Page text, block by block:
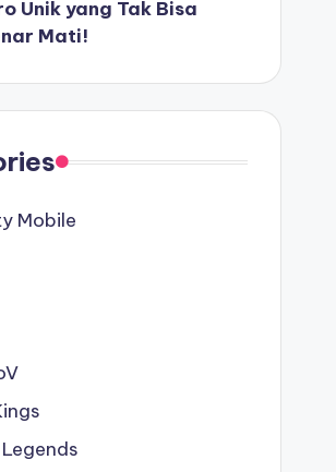
Unik yang Tak Bisa
Mati!
Mobile